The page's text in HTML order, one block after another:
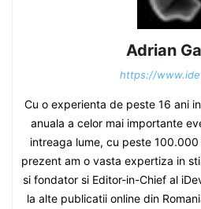
Adrian
https://
Cu o experienta de peste 16 ani
anuala a celor mai importante
intreaga lume, cu peste
prezent am o vasta expertiza in
si fondator si Editor-in-Chief al
la alte publicatii online din